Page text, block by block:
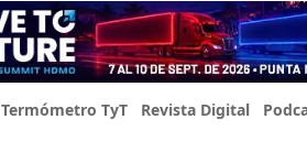
Termómetro TyT Revista Digital